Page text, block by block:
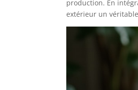
production. En
extérieur un